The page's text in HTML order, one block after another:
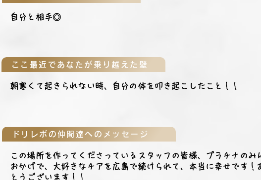
自分と相手◎
ここ最近であなたが乗り越えた壁
朝寒くて起きられない時、自分の体を叩き起こしたこと！！
ドリレボの仲間達へのメッセージ
この場所を作ってくださっているスタッフの皆様、プラチナのみ
おかげで、大好きなチアを広島で続けられて、本当に幸せです！
とうございます！！